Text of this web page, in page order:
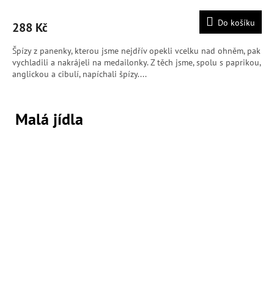
288 Kč Do košíku
Špízy z panenky, kterou jsme nejdřív opekli vcelku nad ohněm, pak
vychladili a nakrájeli na medailonky. Z těch jsme, spolu s paprikou,
anglickou a cibulí, napíchali špízy....
Malá jídla